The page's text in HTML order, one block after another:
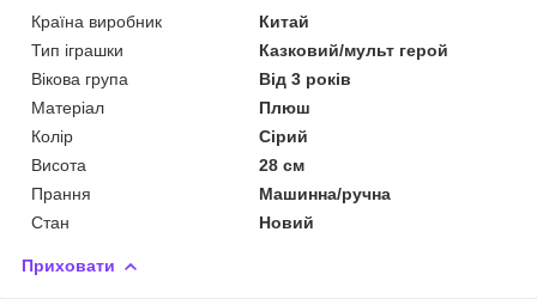
Країна виробник
Китай
Тип іграшки
Казковий/мульт герой
Вікова група
Від 3 років
Матеріал
Плюш
Колір
Сірий
Висота
28 см
Прання
Машинна/ручна
Стан
Новий
Приховати